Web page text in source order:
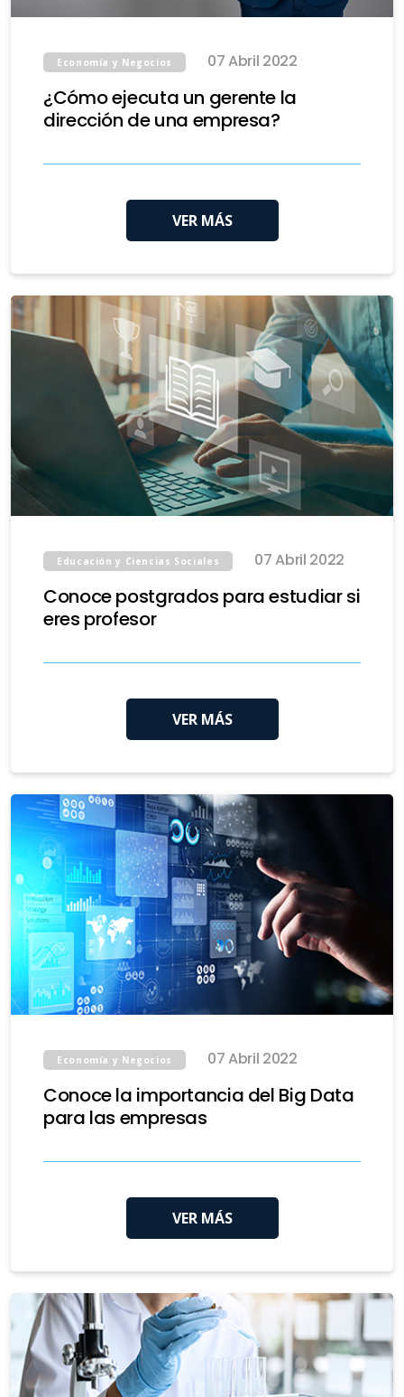
Economía y Negocios 07 Abril 2022
¿Cómo ejecuta un gerente la
dirección de una empresa?
VER MÁS
Educación y Ciencias Sociales 07 Abril 2022
Conoce postgrados para estudiar si
eres profesor
VER MÁS
Economía y Negocios 07 Abril 2022
Conoce la importancia del Big Data
para las empresas
VER MÁS